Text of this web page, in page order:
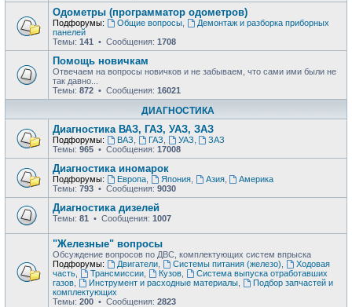
Одометры (программатор одометров)
Подфорумы: Общие вопросы,
Демонтаж и разборка приборных
панелей
Темы: 141 • Сообщения: 1708
Помощь новичкам
Отвечаем на вопросы новичков и не забываем, что сами ими были не
так давно...
Темы: 872 • Сообщения: 16021
ДИАГНОСТИКА
Диагностика ВАЗ, ГАЗ, УАЗ, ЗАЗ
Подфорумы: ВАЗ ГАЗ УАЗ
ЗАЗ
Темы: 965 • Сообщения: 17008
Диагностика иномарок
Подфорумы: Европа, Япония, Азия,
Америка
Темы: 793 • Сообщения: 9030
Диагностика дизелей
Темы: 81 • Сообщения: 1007
"Железные" вопросы
Обсуждение вопросов по ДВС, комплектующих систем впрыска
Подфорумы:
Двигатели, Системы питания (железо)
Ходовая
часть
Трансмиссии, Кузов,
Система выпуска отработавших
газов
Инструмент и расходные материалы,
Подбор запчастей и
комплектующих
Темы: 200 • Сообщения: 2823